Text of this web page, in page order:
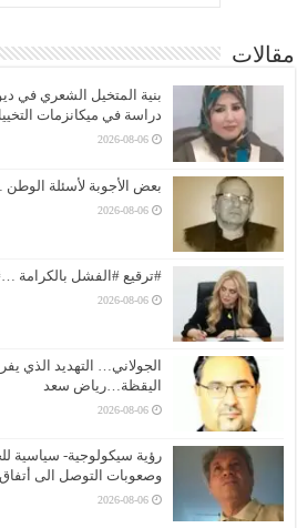
مقالات
بنية المتخيل الشعري في
دراسة في ميكانزمات
2026-08-06
بعض الأجوبة لأسئلة
2026-08-06
#ترقيع #الفشل بالكرامة
2026-08-06
الجولاني… التهديد
اليقظة…رياض سعد
2026-08-06
رؤية سيكولوجية- سياسية
وصعوبات التوصل الى
2026-08-06